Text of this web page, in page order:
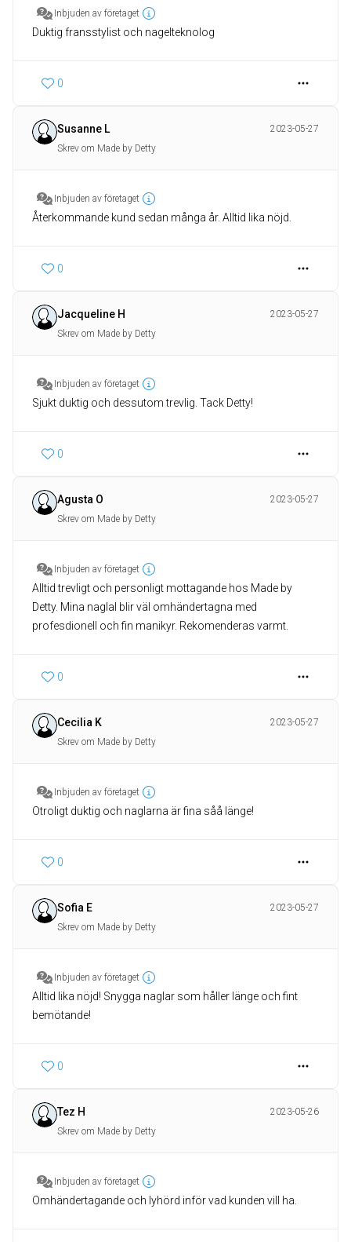
Inbjuden av företaget
Duktig fransstylist och nagelteknolog
0
Susanne L
2023-05-27
Skrev om Made by Detty
Inbjuden av företaget
Återkommande kund sedan många år. Alltid lika nöjd.
0
Jacqueline H
2023-05-27
Skrev om Made by Detty
Inbjuden av företaget
Sjukt duktig och dessutom trevlig. Tack Detty!
0
Agusta O
2023-05-27
Skrev om Made by Detty
Inbjuden av företaget
Alltid trevligt och personligt mottagande hos Made by
Detty. Mina naglal blir väl omhändertagna med
profesdionell och fin manikyr. Rekomenderas varmt.
0
Cecilia K
2023-05-27
Skrev om Made by Detty
Inbjuden av företaget
Otroligt duktig och naglarna är fina såå länge!
0
Sofia E
2023-05-27
Skrev om Made by Detty
Inbjuden av företaget
Alltid lika nöjd! Snygga naglar som håller länge och fint
bemötande!
0
Tez H
2023-05-26
Skrev om Made by Detty
Inbjuden av företaget
Omhändertagande och lyhörd inför vad kunden vill ha.